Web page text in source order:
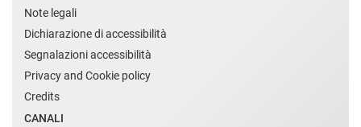
Note legali
Dichiarazione di accessibilità
Segnalazioni accessibilità
Privacy and Cookie policy
Credits
CANALI